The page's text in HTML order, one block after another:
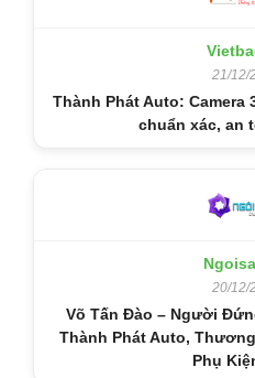
21/12/
Thành Phát Auto: Camera
chuẩn xác, an
20/12/
Võ Tấn Đào – Người
Thành Phát Auto,
Phụ